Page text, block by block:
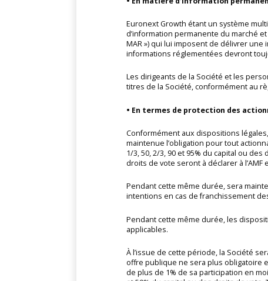
Euronext Growth étant un système
d’information permanente du marché
MAR ») qui lui imposent de délivrer
informations réglementées devront
Les dirigeants de la Société et les
titres de la Société, conformément au
• En termes de protection des
Conformément aux dispositions
maintenue l’obligation pour tout
1/3, 50, 2/3, 90 et 95% du capital ou
droits de vote seront à déclarer à l’AMF
Pendant cette même durée, sera
intentions en cas de franchissement
Pendant cette même durée, les
applicables.
À l’issue de cette période, la Société
offre publique ne sera plus obligatoire
de plus de 1% de sa participation en